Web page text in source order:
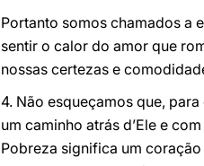
Portanto somos chamados a
sentir o calor do amor que
nossas certezas e
4. Não esqueçamos que,
um caminho atrás d’Ele e
Pobreza significa um